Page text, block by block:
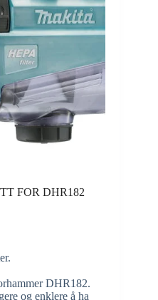
FOR DHR182
DHR182.
og enklere å ha